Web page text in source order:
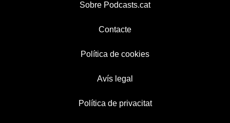
Sobre Podcasts.cat
Contacte
Política de cookies
Avís legal
Política de privacitat